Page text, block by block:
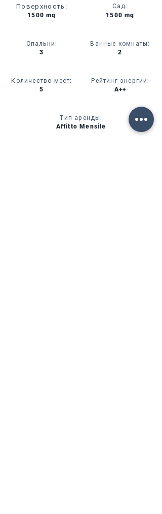
Поверхность :
1500 mq
Спальни:
3
Количество мест:
5
Сад:
1500 mq
Ванные комнаты:
2
Рейтинг энергии:
A++
Тип аренды:
Affitto Mensile